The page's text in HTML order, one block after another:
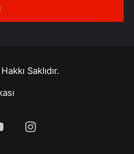
Saklıdır.
YouTubeInstagram